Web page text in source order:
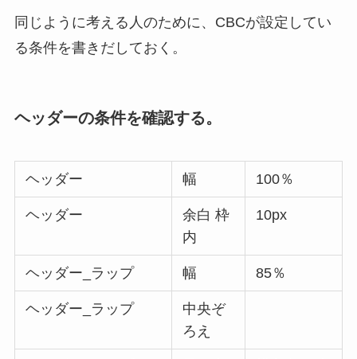
同じように考える人のために、CBCが設定してい
る条件を書きだしておく。
ヘッダーの条件を確認する。
ヘッダー 幅 100％
ヘッダー
余白 枠
内
10px
ヘッダー_ラップ 幅 85％
ヘッダー_ラップ
中央ぞ
ろえ